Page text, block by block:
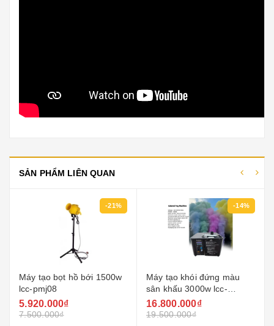
SẢN PHẨM LIÊN QUAN
-21%
Máy tạo bọt hồ bới 1500w
lcc-pmj08
5.920.000₫
7.500.000₫
-14%
Máy tạo khói đứng màu
sân khấu 3000w lcc-
mkd3000
16.800.000₫
19.500.000₫